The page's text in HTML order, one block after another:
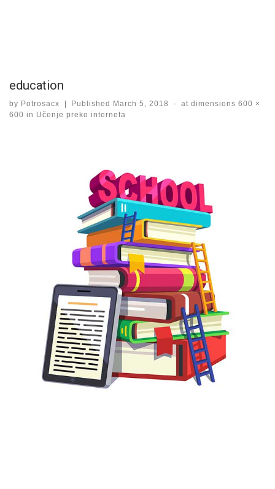
education
by Potrosacx Published March 5, 2018 - at dimensions 600 ×
600 in Učenje preko interneta